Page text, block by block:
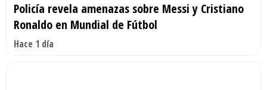
Policía revela amenazas sobre Messi y Cristiano
Ronaldo en Mundial de Fútbol
Hace 1 día